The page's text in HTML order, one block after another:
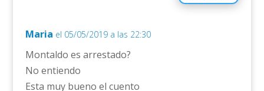
Maria el 05/05/2019 a las 22:30
Montaldo es arrestado?
No entiendo
Esta muy bueno el cuento